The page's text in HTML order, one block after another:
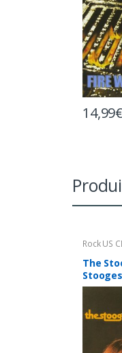
14,99€
Rock US
The